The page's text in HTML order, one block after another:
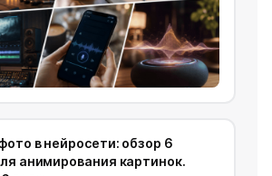
в нейросети: обзор 6
анимирования картинок.